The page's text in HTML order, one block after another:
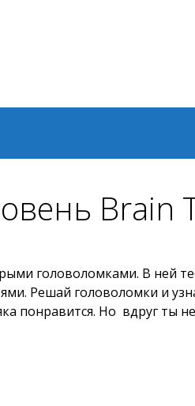
Brain
головоломками. В ней
Решай головоломки и
понравится. Но вдруг ты